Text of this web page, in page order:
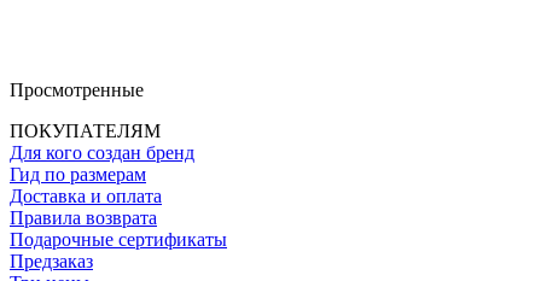
Просмотренные
ПОКУПАТЕЛЯМ
Для кого создан бренд
Гид по размерам
Доставка и оплата
Правила возврата
Подарочные сертификаты
Предзаказ